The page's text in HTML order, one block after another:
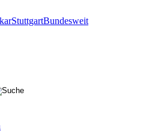
StuttgartBundesweit